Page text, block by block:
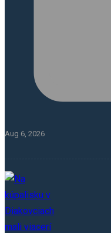
Aug 6, 2026